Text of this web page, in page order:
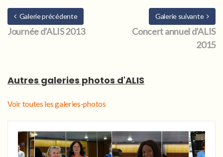
Galerie précédente
Journée d’ALIS 2013
Galerie suivante
Concert annuel d’ALIS
2015
Autres galeries photos d'ALIS
Voir toutes les galeries-photos